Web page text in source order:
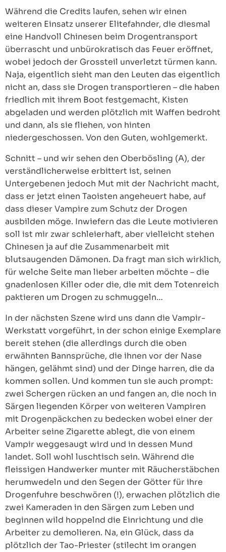
Während die Credits laufen, sehen wir einen
weiteren Einsatz unserer Elitefahnder, die diesmal
eine Handvoll Chinesen beim Drogentransport
überrascht und unbürokratisch das Feuer eröffnet,
wobei jedoch der Grossteil unverletzt türmen kann.
Naja, eigentlich sieht man den Leuten das eigentlich
nicht an, dass sie Drogen transportieren – die haben
friedlich mit ihrem Boot festgemacht, Kisten
abgeladen und werden plötzlich mit Waffen bedroht
und dann, als sie fliehen, von hinten
niedergeschossen. Von den Guten, wohlgemerkt.
Schnitt – und wir sehen den Oberbösling (A), der
verständlicherweise erbittert ist, seinen
Untergebenen jedoch Mut mit der Nachricht macht,
dass er jetzt einen Taoisten angeheuert habe, auf
dass dieser Vampire zum Schutz der Drogen
ausbilden möge. Inwiefern das die Leute motivieren
soll ist mir zwar schleierhaft, aber vielleicht stehen
Chinesen ja auf die Zusammenarbeit mit
blutsaugenden Dämonen. Da fragt man sich wirklich,
für welche Seite man lieber arbeiten möchte – die
gnadenlosen Killer oder die, die mit dem Totenreich
paktieren um Drogen zu schmuggeln…
In der nächsten Szene wird uns dann die Vampir-
Werkstatt vorgeführt, in der schon einige Exemplare
bereit stehen (die allerdings durch die oben
erwähnten Bannsprüche, die ihnen vor der Nase
hängen, gelähmt sind) und der Dinge harren, die da
kommen sollen. Und kommen tun sie auch prompt:
zwei Schergen rücken an und fangen an, die noch in
Särgen liegenden Körper von weiteren Vampiren
mit Drogenpäckchen zu bedecken wobei einer der
Arbeiter seine Zigarette ablegt, die von einem
Vampir weggesaugt wird und in dessen Mund
landet. Soll wohl luschtisch sein. Während die
fleissigen Handwerker munter mit Räucherstäbchen
herumwedeln und den Segen der Götter für ihre
Drogenfuhre beschwören (!), erwachen plötzlich die
zwei Kameraden in den Särgen zum Leben und
beginnen wild hoppelnd die Einrichtung und die
Arbeiter zu demolieren. Na, ein Glück, dass da
plötzlich der Tao-Priester (stilecht im orangen